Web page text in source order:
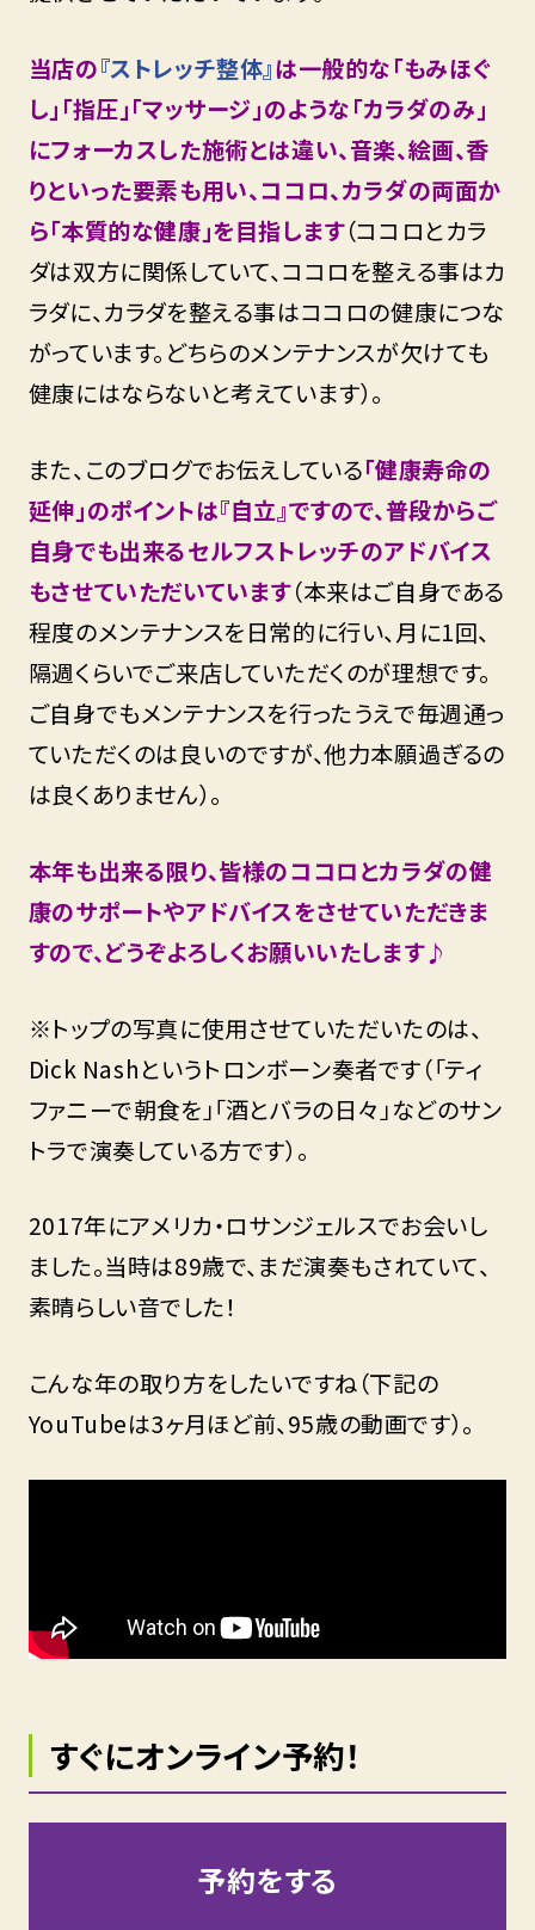
当店の『ストレッチ整体』は一般的な「もみほぐ
し」「指圧」「マッサージ」のような「カラダのみ」
にフォーカスした施術とは違い、音楽、絵画、香
りといった要素も用い、ココロ、カラダの両面か
ら「本質的な健康」を目指します（ココロとカラ
ダは双方に関係していて、ココロを整える事はカ
ラダに、カラダを整える事はココロの健康につな
がっています。どちらのメンテナンスが欠けても
健康にはならないと考えています）。
また、このブログでお伝えしている「健康寿命の
延伸」のポイントは『自立』ですので、普段からご
自身でも出来るセルフストレッチのアドバイス
もさせていただいています（本来はご自身である
程度のメンテナンスを日常的に行い、月に1回、
隔週くらいでご来店していただくのが理想です。
ご自身でもメンテナンスを行ったうえで毎週通っ
ていただくのは良いのですが、他力本願過ぎるの
は良くありません）。
本年も出来る限り、皆様のココロとカラダの健
康のサポートやアドバイスをさせていただきま
すので、どうぞよろしくお願いいたします♪
※トップの写真に使用させていただいたのは、
Dick Nashというトロンボーン奏者です（「ティ
ファニーで朝食を」「酒とバラの日々」などのサン
トラで演奏している方です）。
2017年にアメリカ・ロサンジェルスでお会いし
ました。当時は89歳で、まだ演奏もされていて、
素晴らしい音でした！
こんな年の取り方をしたいですね（下記の
YouTubeは3ヶ月ほど前、95歳の動画です）。
すぐにオンライン予約！
予約をする